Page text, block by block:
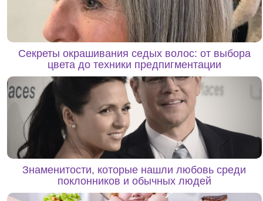
Секреты окрашивания седых волос: от выбора
цвета до техники предпигментации
Знаменитости, которые нашли любовь среди
поклонников и обычных людей